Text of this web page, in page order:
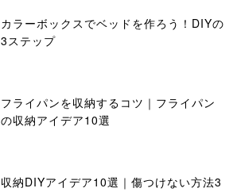
カラーボックスでベッドを作ろう！DIYの
3ステップ
フライパンを収納するコツ｜フライパン
の収納アイデア10選
収納DIYアイデア10選｜傷つけない方法3